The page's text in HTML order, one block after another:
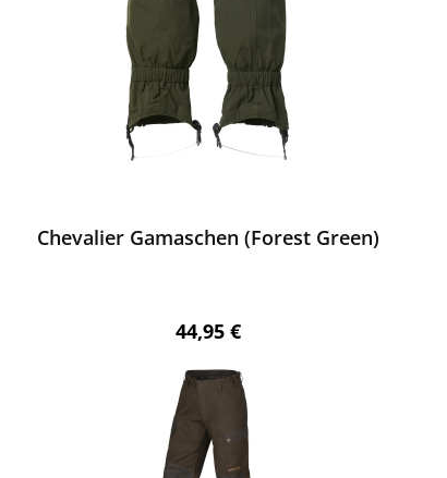
Chevalier Gamaschen (Forest Green)
Regulärer Preis:
44,95 €